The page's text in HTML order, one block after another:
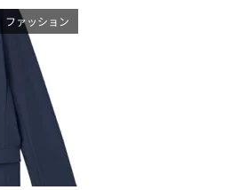
ファッション